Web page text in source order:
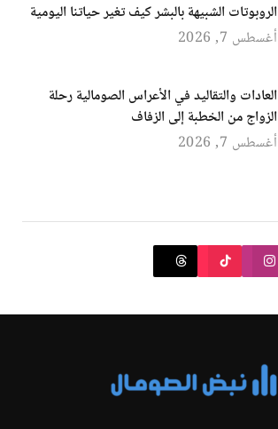
الروبوتات الشبيهة بالبشر كيف تغير حياتنا اليومية
أغسطس 7, 2026
العادات والتقاليد في الأعراس الصومالية رحلة
الزواج من الخطبة إلى الزفاف
أغسطس 7, 2026